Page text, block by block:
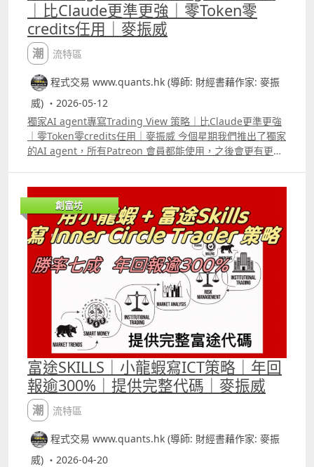
｜比Claude更準更強｜零Token零
credits任用｜麥振威
潮流特區
程式交易 www.quants.hk (導師: 財經書藉作家: 麥振
威) ・2026-05-12
獨家AI agent專寫Trading View 策略｜比Claude更準更強
｜零Token零credits任用｜麥振威 今個星期我們推出了獨家
的AI agent，所有Patreon 會員都能使用，之後會更有更多
強。 其實大家現時用的是通用模型，所以很多機構如律師
行、醫療機構等會再用自己大量的資料庫去再訓練模型。
Claude及其他LLM寫coding能力很強的，但不會特別專長
某一類語法，我們是用了很大量的資料給它再訓練，才能讓
它寫Trading View 的pine script時更加更加準確。 一般通
用模型寫簡單的策略很少錯的，但寫較為複雜的策略就會有
很多error，或者新手難以發現的邏輯錯誤，有些新手以為
backtest 時看到沒有語法error便有問題，但其實整段代碼
寫出來的結果已經與原本所想的完全不同。 有些情況以為沒
有入市訊號，其實就像片中的例子一樣，Claude在寫
coding時犯了很多錯誤，才會令本來有很多入市訊號的策略
變成「零」入市機會。 目前推出的是1.0版本，月底會再推
出1.5版本，大家用這個AI agent自組指標及優化策略，而
且還有一個很實用的功能會下周公佈。 而6月底我們會推出
2.0版本，屆時這個AI agent可以讓大家用「人話」寫富途
三套語法，包括富途寫指標的麥語言、富途量化交易平台的
python語法，及富途Open API語法，而且可以要求AI
agent將寫好的Trading View策略或富途代碼隨時互換。
創富坊
富途SKILLS｜小龍蝦寫ICT策略｜年回
報逾300%｜提供完整代碼｜麥振威
潮流特區
程式交易 www.quants.hk (導師: 財經書藉作家: 麥振
威) ・2026-04-20